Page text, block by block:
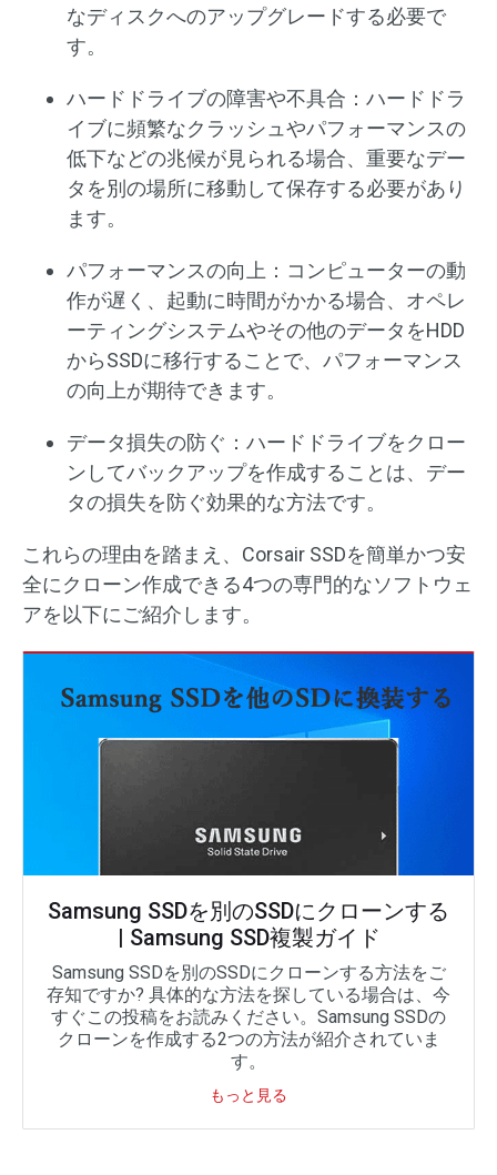
なディスクへのアップグレードする必要で
す。
ハードドライブの障害や不具合：ハードドラ
イブに頻繁なクラッシュやパフォーマンスの
低下などの兆候が見られる場合、重要なデー
タを別の場所に移動して保存する必要があり
ます。
パフォーマンスの向上：コンピューターの動
作が遅く、起動に時間がかかる場合、オペレ
ーティングシステムやその他のデータをHDD
からSSDに移行することで、パフォーマンス
の向上が期待できます。
データ損失の防ぐ：ハードドライブをクロー
ンしてバックアップを作成することは、デー
タの損失を防ぐ効果的な方法です。
これらの理由を踏まえ、Corsair SSDを簡単かつ安
全にクローン作成できる4つの専門的なソフトウェ
アを以下にご紹介します。
Samsung SSDを別のSSDにクローンする
| Samsung SSD複製ガイド
Samsung SSDを別のSSDにクローンする方法をご
存知ですか? 具体的な方法を探している場合は、今
すぐこの投稿をお読みください。Samsung SSDの
クローンを作成する2つの方法が紹介されていま
す。
もっと見る